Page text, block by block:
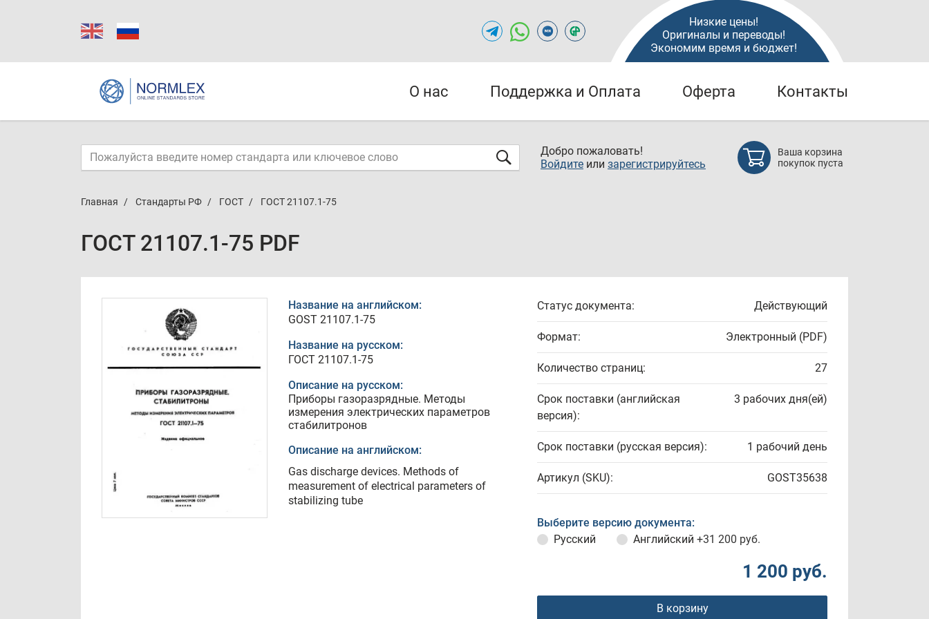
Низкие цены!
Оригиналы и переводы!
Экономим время и бюджет!
О нас Поддержка и Оплата Оферта Контакты
Добро пожаловать!
Войдите или зарегистрируйтесь
Ваша корзина
покупок пуста
Главная Стандарты РФ ГОСТ ГОСТ 21107.1-75
ГОСТ 21107.1-75 PDF
Название на английском:
GOST 21107.1-75
Название на русском:
ГОСТ 21107.1-75
Описание на русском:
Приборы газоразрядные. Методы
измерения электрических параметров
стабилитронов
Описание на английском:
Gas discharge devices. Methods of
measurement of electrical parameters of
stabilizing tube
Статус документа: Действующий
Формат: Электронный (PDF)
Количество страниц: 27
Срок поставки (английская
версия):
3 рабочих дня(ей)
Срок поставки (русская версия): 1 рабочий день
Артикул (SKU): GOST35638
Выберите версию документа:
Русский
Английский +31 200 руб.
1 200 руб.
В корзину